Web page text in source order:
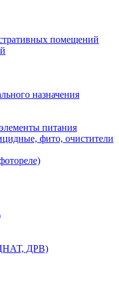
помещений
назначения
питания
фито, очистители
ДРВ)